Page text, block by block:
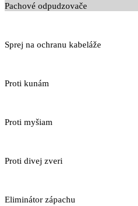
Pachové odpudzovače
Sprej na ochranu kabeláže
Proti kunám
Proti myšiam
Proti divej zveri
Eliminátor zápachu